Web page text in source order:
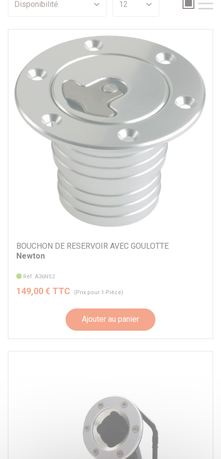
BOUCHON DE RESERVOIR AVEC GOULOTTE
Newton
Réf. A36NS2
149,00 € TTC (Prix pour 1 Pièce)
Ajouter au panier
Promotions
149 € 221 €
Par véhicule